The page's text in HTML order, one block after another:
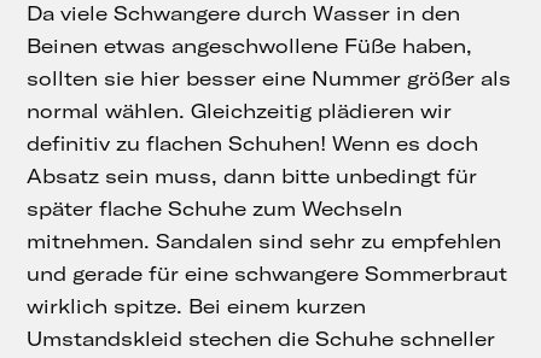
Da viele Schwangere durch Wasser in den
Beinen etwas angeschwollene Füße haben,
sollten sie hier besser eine Nummer größer als
normal wählen. Gleichzeitig plädieren wir
definitiv zu flachen Schuhen! Wenn es doch
Absatz sein muss, dann bitte unbedingt für
später flache Schuhe zum Wechseln
mitnehmen. Sandalen sind sehr zu empfehlen
und gerade für eine schwangere Sommerbraut
wirklich spitze. Bei einem kurzen
Umstandskleid stechen die Schuhe schneller